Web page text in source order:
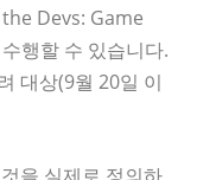
Devs: Game
행할 수 있습니다.
대상(9월 20일 이